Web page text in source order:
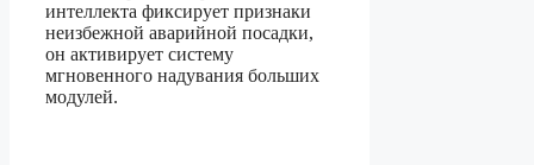
интеллекта фиксирует признаки
неизбежной аварийной посадки,
он активирует систему
мгновенного надувания больших
модулей.